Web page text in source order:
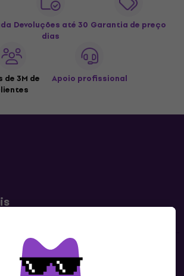
Devoluções até 30
dias
Garantia de preço
de 3M de
Apoio profissional
Contatos